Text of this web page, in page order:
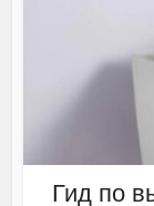
Гид по